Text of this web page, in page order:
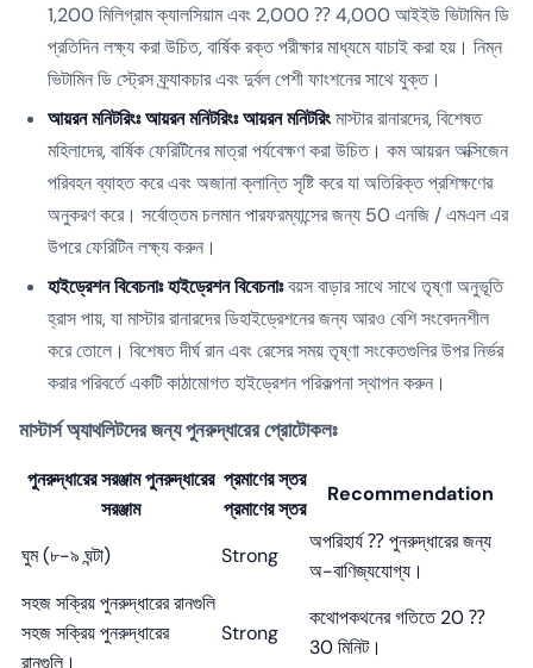
1,200 মিলিগ্রাম ক্যালসিয়াম এবং 2,000 ⁇ 4,000 আইইউ ভিটামিন ডি
প্রতিদিন লক্ষ্য করা উচিত, বার্ষিক রক্ত পরীক্ষার মাধ্যমে যাচাই করা হয়। নিম্ন
ভিটামিন ডি স্ট্রেস ফ্র্যাকচার এবং দুর্বল পেশী ফাংশনের সাথে যুক্ত।
আয়রন মনিটরিংঃ আয়রন মনিটরিংঃ আয়রন মনিটরিংমাস্টার রানারদের, বিশেষত
মহিলাদের, বার্ষিক ফেরিটিনের মাত্রা পর্যবেক্ষণ করা উচিত। কম আয়রন অক্সিজেন
পরিবহন ব্যাহত করে এবং অজানা ক্লান্তি সৃষ্টি করে যা অতিরিক্ত প্রশিক্ষণের
অনুকরণ করে। সর্বোত্তম চলমান পারফরম্যান্সের জন্য 50 এনজি / এমএল এর
উপরে ফেরিটিন লক্ষ্য করুন।
হাইড্রেশন বিবেচনাঃ হাইড্রেশন বিবেচনাঃবয়স বাড়ার সাথে সাথে তৃষ্ণা অনুভূতি
হ্রাস পায়, যা মাস্টার রানারদের ডিহাইড্রেশনের জন্য আরও বেশি সংবেদনশীল
করে তোলে। বিশেষত দীর্ঘ রান এবং রেসের সময় তৃষ্ণা সংকেতগুলির উপর নির্ভর
করার পরিবর্তে একটি কাঠামোগত হাইড্রেশন পরিকল্পনা স্থাপন করুন।
মাস্টার্স অ্যাথলিটদের জন্য পুনরুদ্ধারের প্রোটোকলঃ
পুনরুদ্ধারের সরঞ্জাম পুনরুদ্ধারের
সরঞ্জাম
প্রমাণের স্তর
প্রমাণের স্তর
Recommendation
ঘুম (৮-৯ ঘন্টা) Strong
অপরিহার্য ⁇ পুনরুদ্ধারের জন্য
অ-বাণিজ্যযোগ্য।
সহজ সক্রিয় পুনরুদ্ধারের রানগুলি
সহজ সক্রিয় পুনরুদ্ধারের
রানগুলি।
Strong
কথোপকথনের গতিতে 20 ⁇
30 মিনিট।